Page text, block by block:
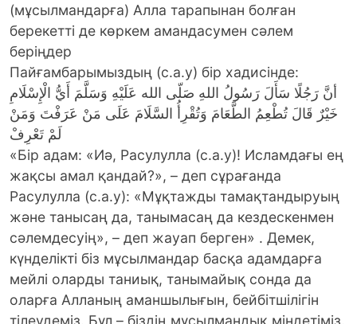
(мұсылмандарға) Алла тарапынан болған
берекетті де көркем амандасумен сәлем
беріңдер
Пайғамбарымыздың (с.а.у) бір хадисінде:
أنَّ رَجُلًا سَأَلَ رَسُولُ اللهِ صَلّى الله عَلَيْهِ وَسَلَّمَ أَيُّ الْإِسْلَامِ
خَيْرٌ قَالَ تُطْعِمُ الطَّعَامَ وَتُقْرِأُ السَّلَامَ عَلَى مَنْ عَرَفْتَ وَمَنْ
لَمْ تَعْرِفْ
«Бір адам: «Иә, Расулулла (с.а.у)! Исламдағы ең
жақсы амал қандай?», – деп сұрағанда
Расулулла (с.а.у): «Мұқтажды тамақтандыруың
және танысаң да, танымасаң да кездескенмен
сәлемдесуің», – деп жауап берген» . Демек,
күнделікті біз мұсылмандар басқа адамдарға
мейлі оларды таниық, танымайық сонда да
оларға Алланың аманшылығын, бейбітшілігін
тілеудеміз. Бұл – біздің мұсылмандық міндетіміз.